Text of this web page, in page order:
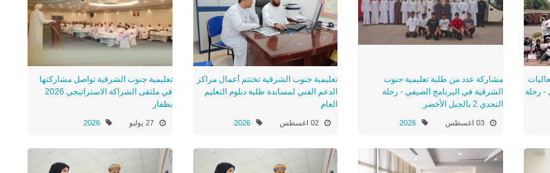
- رحلة
مشاركة عدد من طلبة تعليمية جنوب
الشرقية في البرنامج الصيفي - رحلة
التحدي 2 بالجبل الأخضر
03 اغسطس 2026
تعليمية جنوب الشرقية تختتم أعمال مراكز
الدعم الفني لمساندة طلبة دبلوم التعليم
العام
02 اغسطس 2026
تعليمية جنوب الشرقية تواصل مشاركتها
في ملتقى الشراكة الاستراتيجي 2026
بظفار
27 يوليو 2026